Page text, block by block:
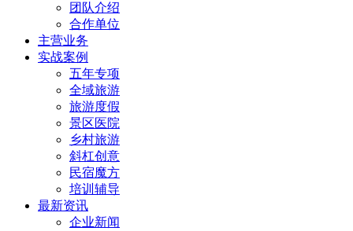
团队介绍
合作单位
主营业务
实战案例
五年专项
全域旅游
旅游度假
景区医院
乡村旅游
斜杠创意
民宿魔方
培训辅导
最新资讯
企业新闻